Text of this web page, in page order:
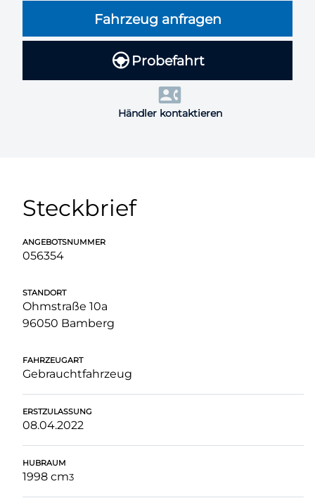
Fahrzeug anfragen
Probefahrt
Händler kontaktieren
Steckbrief
ANGEBOTSNUMMER
056354
STANDORT
Ohmstraße 10a
96050 Bamberg
FAHRZEUGART
Gebrauchtfahrzeug
ERSTZULASSUNG
08.04.2022
HUBRAUM
1998 cm3